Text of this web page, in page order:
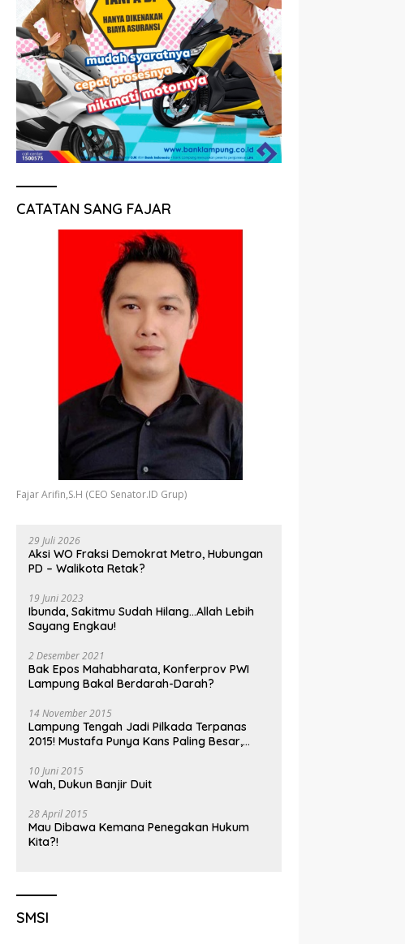
CATATAN SANG FAJAR
Fajar Arifin,S.H (CEO Senator.ID Grup)
29 Juli 2026
Aksi WO Fraksi Demokrat Metro, Hubungan
PD – Walikota Retak?
19 Juni 2023
Ibunda, Sakitmu Sudah Hilang…Allah Lebih
Sayang Engkau!
2 Desember 2021
Bak Epos Mahabharata, Konferprov PWI
Lampung Bakal Berdarah-Darah?
14 November 2015
Lampung Tengah Jadi Pilkada Terpanas
2015! Mustafa Punya Kans Paling Besar,
10 Juni 2015
Wah, Dukun Banjir Duit
28 April 2015
Mau Dibawa Kemana Penegakan Hukum
Kita?!
SMSI